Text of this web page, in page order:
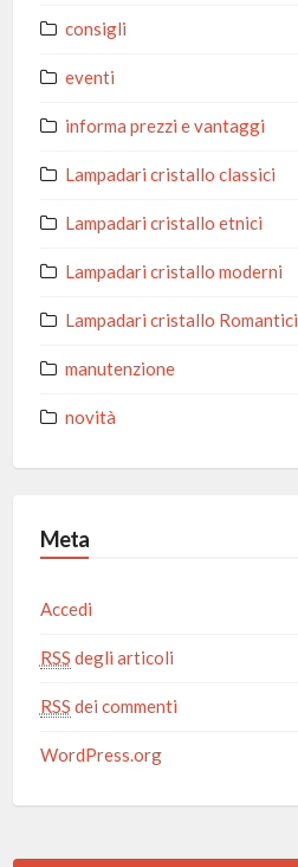
consigli
eventi
informa prezzi e vantaggi
Lampadari cristallo classici
Lampadari cristallo etnici
Lampadari cristallo moderni
Lampadari cristallo Romantici
manutenzione
novità
Meta
Accedi
RSS degli articoli
RSS dei commenti
WordPress.org